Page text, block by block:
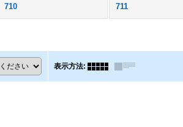
710 711
表示方法: